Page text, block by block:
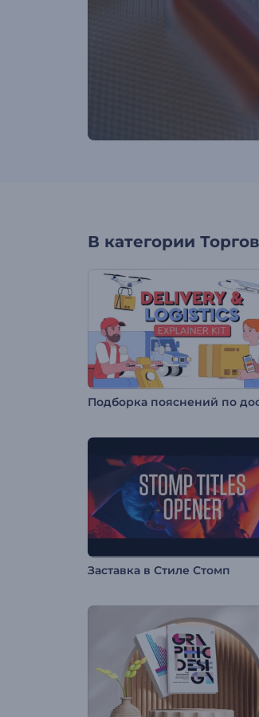
В категории
Заставка в Стиле Стомп